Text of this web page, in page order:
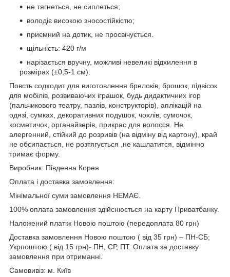
не тягнеться, не сиплеться;
володіє високою зносостійкістю;
приємний на дотик, не просвічується.
щільність: 420 г/м
нарізається вручну, можливі невеликі відхилення в
розмірах (±0,5-1 см).
Повсть содходит для виготовлення брелоків, брошок, підвісок
для мобілів, розвиваючих іграшок, будь дидактичних ігор
(пальчикового театру, пазлів, конструкторів), аплікацій на
одязі, сумках, декоративних подушок, чохлів, сумочок,
косметичок, органайзерів, прикрас для волосся. Не
алергенний, стійкий до розривів (на відміну від картону), край
не обсипається, не розтягується ,не кашлатится, відмінно
тримає форму.
Виробник: Південна Корея
Оплата і доставка замовлення:
Мінімальної суми замовлення НЕМАЄ.
100% оплата замовлення здійснюється на карту Приватбанку.
Наложений платіж Новою поштою (передоплата 80 грн)
Доставка замовлення Новою поштою ( від 35 грн) – ПН-СБ;
Укрпоштою ( від 15 грн)- ПН, СР, ПТ. Оплата за доставку
замовлення при отриманні.
Самовивіз: м. Київ